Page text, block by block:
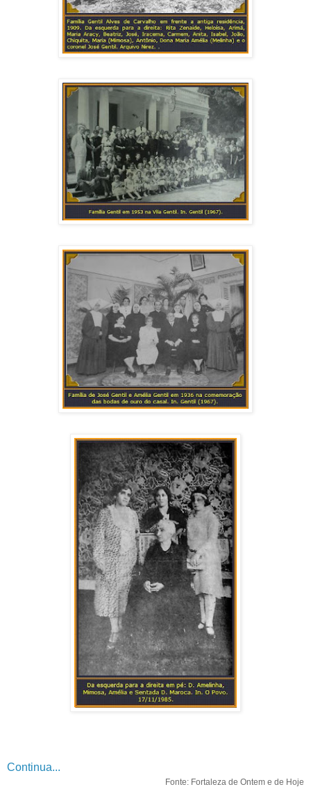
Continua...
Fonte: Fortaleza de Ontem e de Hoje